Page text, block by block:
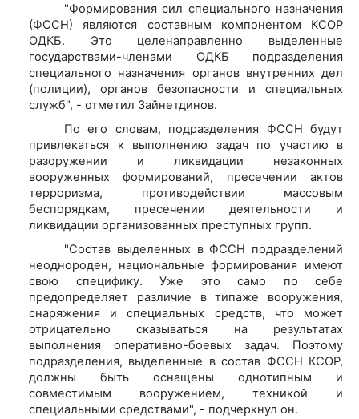
"Формирования сил специального назначения
(ФССН) являются составным компонентом КСОР
ОДКБ. Это целенаправленно выделенные
государствами-членами ОДКБ подразделения
специального назначения органов внутренних дел
(полиции), органов безопасности и специальных
служб", - отметил Зайнетдинов.
По его словам, подразделения ФССН будут
привлекаться к выполнению задач по участию в
разоружении и ликвидации незаконных
вооруженных формирований, пресечении актов
терроризма, противодействии массовым
беспорядкам, пресечении деятельности и
ликвидации организованных преступных групп.
"Состав выделенных в ФССН подразделений
неоднороден, национальные формирования имеют
свою специфику. Уже это само по себе
предопределяет различие в типаже вооружения,
снаряжения и специальных средств, что может
отрицательно сказываться на результатах
выполнения оперативно-боевых задач. Поэтому
подразделения, выделенные в состав ФССН КСОР,
должны быть оснащены однотипным и
совместимым вооружением, техникой и
специальными средствами", - подчеркнул он.